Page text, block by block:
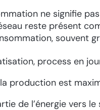
ne signifie
reste présent
souvent
process en
production est
de l’énergie vers le